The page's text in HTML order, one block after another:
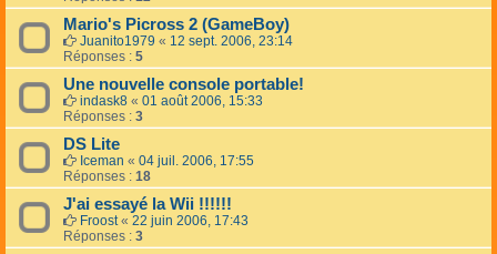
Mario's Picross 2 (GameBoy)
Juanito1979 « 12 sept. 2006, 23:14
Réponses : 5
Une nouvelle console portable!
indask8 « 01 août 2006, 15:33
Réponses : 3
DS Lite
Iceman « 04 juil. 2006, 17:55
Réponses : 18
J'ai essayé la Wii !!!!!!
Froost« 22 juin 2006, 17:43
Réponses : 3